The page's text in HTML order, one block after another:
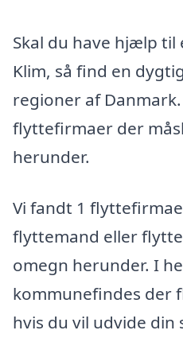
Skal du have hjælp
Klim, så find en
regioner af
flyttefirmaer der
herunder.
Vi fandt 1
flyttemand eller
omegn herunder. I
kommunefindes der
hvis du vil udvide